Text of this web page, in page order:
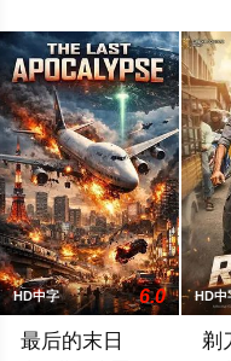
HD中字 6.0
最后的末日
HD中
剃